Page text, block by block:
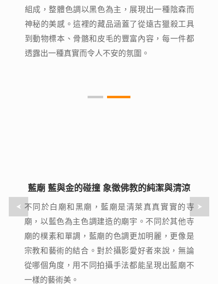
組成，整體色調以黑色為主，展現出一種陰森而
神秘的美感。這裡的藏品涵蓋了從遠古獵殺工具
到動物標本、骨骼和皮毛的豐富內容，每一件都
透露出一種真實而令人不安的氛圍。
組成，整體色調以黑色為主，展現出一種陰森而
神秘的美感。這裡的藏品涵蓋了從遠古獵殺工具
到動物標本、骨骼和皮毛的豐富內容，每一件都
透露出一種真實而令人不安的氛圍。